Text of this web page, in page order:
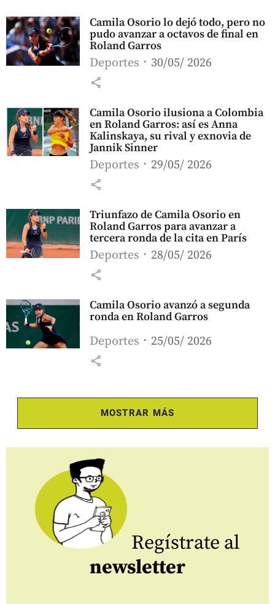
Camila Osorio lo dejó todo, pero no
pudo avanzar a octavos de final en
Roland Garros
Deportes 30/05/ 2026
share
Camila Osorio ilusiona a Colombia
en Roland Garros: así es Anna
Kalinskaya, su rival y exnovia de
Jannik Sinner
Deportes 29/05/ 2026
share
Triunfazo de Camila Osorio en
Roland Garros para avanzar a
tercera ronda de la cita en París
Deportes 28/05/ 2026
share
Camila Osorio avanzó a segunda
ronda en Roland Garros
Deportes 25/05/ 2026
share
MOSTRAR MÁS
Regístrate al
newsletter